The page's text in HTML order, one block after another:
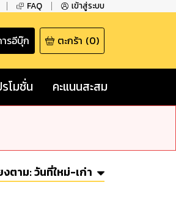
FAQ เข้าสู่ระบบ
รอีบุ๊ก ตะกร้า (0)
รโมชั่น คะแนนสะสม
งตาม:วันที่ใหม่-เก่า